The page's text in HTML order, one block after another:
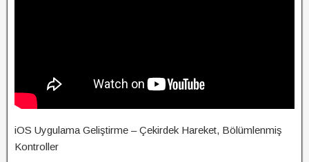
iOS Uygulama Geliştirme – Çekirdek Hareket, Bölümlenmiş
Kontroller